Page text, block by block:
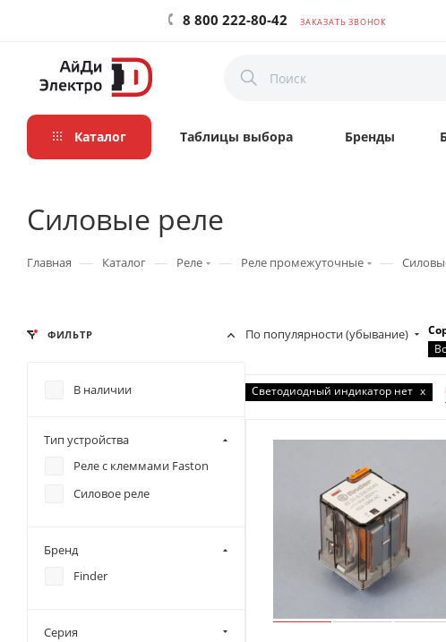
8 800 222-80-42 ЗАКАЗАТЬ ЗВОНОК
Каталог Таблицы выбора Бренды
Силовые реле
Главная — Каталог — Реле — Реле промежуточные —
По популярности (убывание)
Светодиодный индикатор нет x
ФИЛЬТР
В наличии
Тип устройства
Реле с клеммами Faston
Силовое реле
Бренд
Finder
Серия